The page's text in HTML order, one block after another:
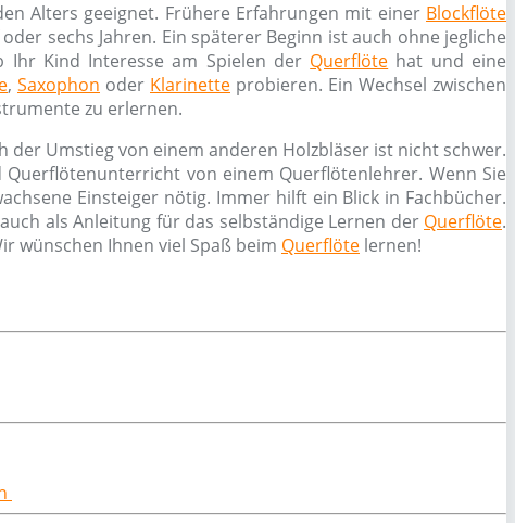
Alters geeignet. Frühere Erfahrungen mit einer Blockflöte
sechs Jahren. Ein späterer Beginn ist auch ohne jegliche
Ihr Kind Interesse am Spielen der Querflöte hat und eine
, Saxophon oder Klarinette probieren. Ein Wechsel zwischen
zu erlernen.
der Umstieg von einem anderen Holzbläser ist nicht schwer.
von einem Querflötenlehrer. Wenn Sie
Einsteiger nötig. Immer hilft ein Blick in Fachbücher.
als Anleitung für das selbständige Lernen der Querflöte.
wünschen Ihnen viel Spaß beim Querflöte lernen!